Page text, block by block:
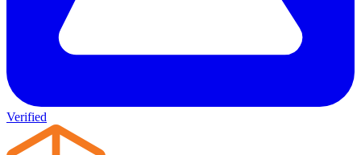
Verified